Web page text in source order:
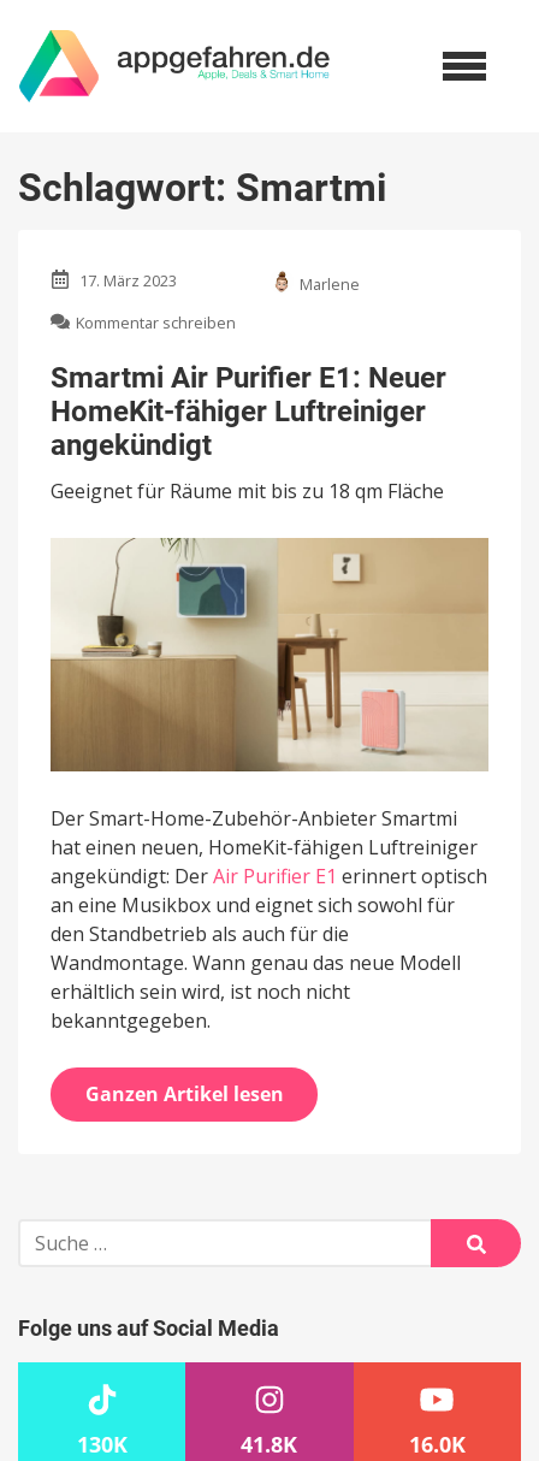
Schlagwort: Smartmi
17. März 2023
Marlene
Kommentar schreiben
Air
Purifier
E1:
fähiger
Luftreiniger
Smartmi Air Purifier E1: Neuer
HomeKit-fähiger Luftreiniger
angekündigt
Geeignet für Räume mit bis zu 18 qm Fläche
Der Smart-Home-Zubehör-Anbieter Smartmi
hat einen neuen, HomeKit-fähigen Luftreiniger
angekündigt: DerAir Purifier E1 erinnert optisch
an eine Musikbox und eignet sich sowohl für
den Standbetrieb als auch für die
Wandmontage. Wann genau das neue Modell
erhältlich sein wird, ist noch nicht
bekanntgegeben.
Ganzen Artikel lesen
Suche
nach:
Suche
Folge uns auf Social Media
130K 41.8K 16.0K